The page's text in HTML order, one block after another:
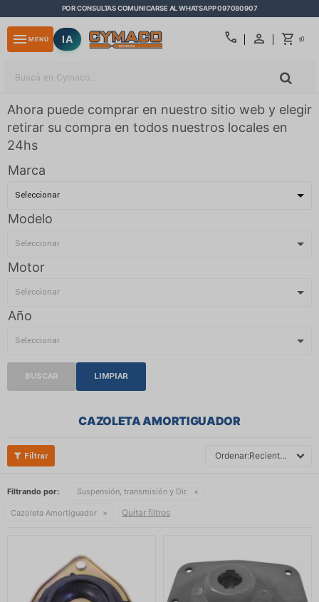
POR CONSULTAS COMUNICARSE AL WHATSAPP 097080907
call $0
menu MENÚ IA
Ahora puede comprar en nuestro sitio web y elegir
retirar su compra en todos nuestros locales en
24hs
Marca
Modelo
Motor
Año
BUSCAR LIMPIAR
CAZOLETA AMORTIGUADOR
Recientes
Filtrando por: Suspensión, transmisión y Dir.
Cazoleta Amortiguador Quitar filtros
close